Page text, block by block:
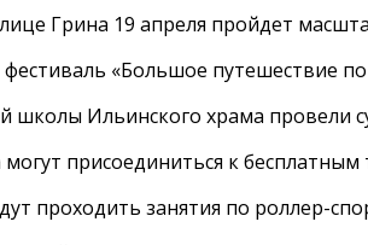
Грина 19 апреля пройдет
«Большое путешествие по
школы Ильинского храма провели
присоединиться к
проходить занятия по роллер-